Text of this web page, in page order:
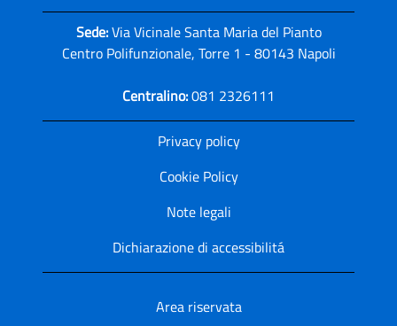
Sede:Via Vicinale Santa Maria del Pianto
Centro Polifunzionale, Torre 1 - 80143 Napoli
Centralino:081 2326111
Privacy policy
Cookie Policy
Note legali
Dichiarazione di accessibilitá
Area riservata